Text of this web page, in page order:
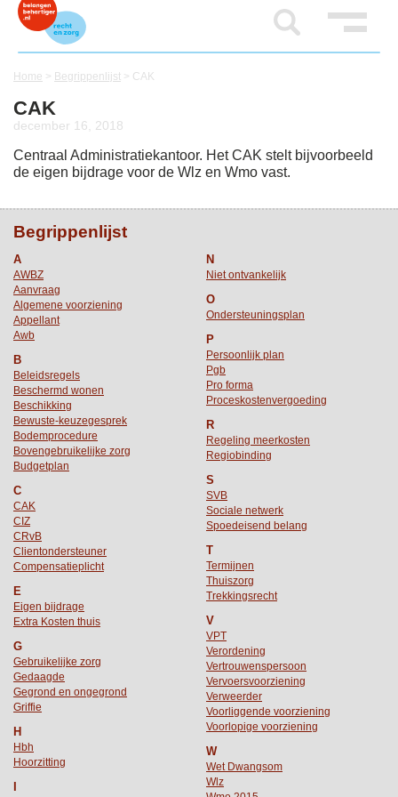
Home > Begrippenlijst > CAK
CAK
december 16, 2018
Centraal Administratiekantoor. Het CAK stelt bijvoorbeeld
de eigen bijdrage voor de Wlz en Wmo vast.
Begrippenlijst
A
AWBZ
Aanvraag
Algemene voorziening
Appellant
Awb
B
Beleidsregels
Beschermd wonen
Beschikking
Bewuste-keuzegesprek
Bodemprocedure
Bovengebruikelijke zorg
Budgetplan
C
CAK
CIZ
CRvB
Clientondersteuner
Compensatieplicht
E
Eigen bijdrage
Extra Kosten thuis
G
Gebruikelijke zorg
Gedaagde
Gegrond en ongegrond
Griffie
H
Hbh
Hoorzitting
I
N
Niet ontvankelijk
O
Ondersteuningsplan
P
Persoonlijk plan
Pgb
Pro forma
Proceskostenvergoeding
R
Regeling meerkosten
Regiobinding
S
SVB
Sociale netwerk
Spoedeisend belang
T
Termijnen
Thuiszorg
Trekkingsrecht
V
VPT
Verordening
Vertrouwenspersoon
Vervoersvoorziening
Verweerder
Voorliggende voorziening
Voorlopige voorziening
W
Wet Dwangsom
Wlz